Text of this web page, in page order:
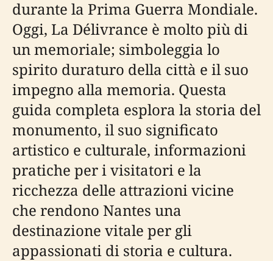
durante la Prima Guerra Mondiale.
Oggi, La Délivrance è molto più di
un memoriale; simboleggia lo
spirito duraturo della città e il suo
impegno alla memoria. Questa
guida completa esplora la storia del
monumento, il suo significato
artistico e culturale, informazioni
pratiche per i visitatori e la
ricchezza delle attrazioni vicine
che rendono Nantes una
destinazione vitale per gli
appassionati di storia e cultura.